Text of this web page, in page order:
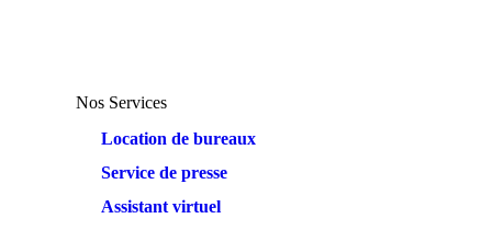
Nos Services
Location de bureaux
Service de presse
Assistant virtuel